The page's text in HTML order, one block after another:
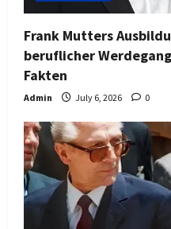
Frank Mutters
beruflicher
Fakten
Admin July 6, 2026 0